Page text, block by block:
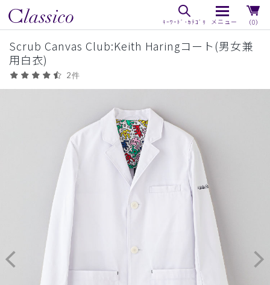
（0）
Scrub Canvas Club:Keith Haringコート(男女兼
用白衣)
2件